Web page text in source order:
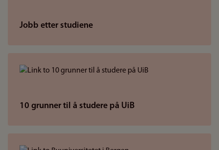
Jobb etter studiene
10 grunner til å studere på UiB